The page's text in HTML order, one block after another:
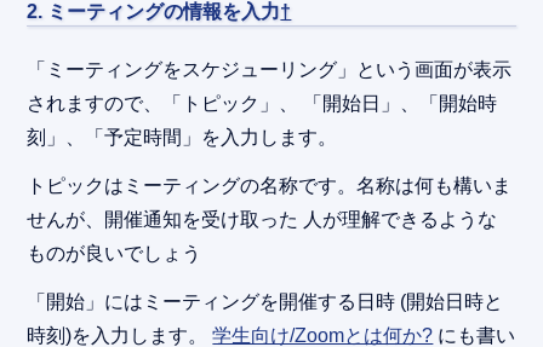
2. ミーティングの情報を入力†
「ミーティングをスケジューリング」という画面が表示
されますので、「トピック」、 「開始日」、「開始時
刻」、「予定時間」を入力します。
トピックはミーティングの名称です。名称は何も構いま
せんが、開催通知を受け取った 人が理解できるような
ものが良いでしょう
「開始」にはミーティングを開催する日時 (開始日時と
時刻)を入力します。学生向け/Zoomとは何か? にも書い